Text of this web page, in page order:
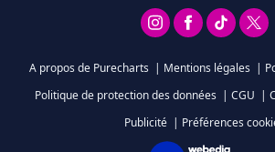
A propos de Purecharts | Mentions légales |
Politique de protection des données | CGU |
Publicité | Préférences